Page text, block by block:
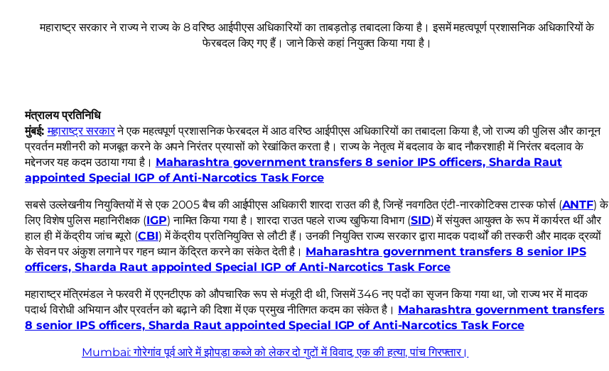
महाराष्ट्र सरकार ने राज्य ने राज्य के 8 वरिष्ठ आईपीएस अधिकारियों का ताबड़तोड़ तबादला किया है। इसमें महत्वपूर्ण प्रशासनिक अधिकारियों के
फेरबदल किए गए हैं। जाने किसे कहां नियुक्त किया गया है।
मंत्रालय प्रतिनिधि
मुंबई:महाराष्ट्र सरकारने एक महत्वपूर्ण प्रशासनिक फेरबदल में आठ वरिष्ठ आईपीएस अधिकारियों का तबादला किया है, जो राज्य की पुलिस और कानून
प्रवर्तन मशीनरी को मजबूत करने के अपने निरंतर प्रयासों को रेखांकित करता है। राज्य के नेतृत्व में बदलाव के बाद नौकरशाही में निरंतर बदलाव के
मद्देनजर यह कदम उठाया गया है। Maharashtra government transfers 8 senior IPS officers, Sharda Raut
appointed Special IGP of Anti-Narcotics Task Force
सबसे उल्लेखनीय नियुक्तियों में से एक 2005 बैच की आईपीएस अधिकारी शारदा राउत की है, जिन्हें नवगठित एंटी-नारकोटिक्स टास्क फोर्स (ANTF) के
लिए विशेष पुलिस महानिरीक्षक (IGP) नामित किया गया है। शारदा राउत पहले राज्य खुफिया विभाग (SID) में संयुक्त आयुक्त के रूप में कार्यरत थीं और
हाल ही में केंद्रीय जांच ब्यूरो (CBI) में केंद्रीय प्रतिनियुक्ति से लौटी हैं। उनकी नियुक्ति राज्य सरकार द्वारा मादक पदार्थों की तस्करी और मादक द्रव्यों
के सेवन पर अंकुश लगाने पर गहन ध्यान केंद्रित करने का संकेत देती है। Maharashtra government transfers 8 senior IPS
officers, Sharda Raut appointed Special IGP of Anti-Narcotics Task Force
महाराष्ट्र मंत्रिमंडल ने फरवरी में एएनटीएफ को औपचारिक रूप से मंजूरी दी थी, जिसमें 346 नए पदों का सृजन किया गया था, जो राज्य भर में मादक
पदार्थ विरोधी अभियान और प्रवर्तन को बढ़ाने की दिशा में एक प्रमुख नीतिगत कदम का संकेत है। Maharashtra government transfers
8 senior IPS officers, Sharda Raut appointed Special IGP of Anti-Narcotics Task Force
Mumbai: गोरेगांव पूर्व आरे में झोपड़ा कब्जे को लेकर दो गुटों में विवाद, एक की हत्या, पांच गिरफ्तार।